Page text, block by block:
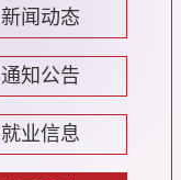
新闻动态
通知公告
就业信息